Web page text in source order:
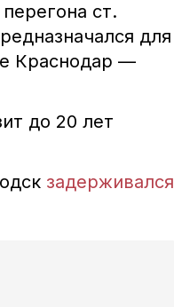
ст.
для
Краснодар —
до 20 лет
задерживался